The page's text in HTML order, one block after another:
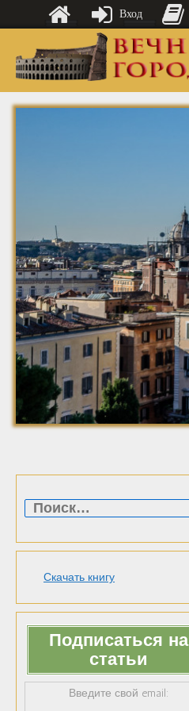
Скачать книгу
Подписаться на
статьи
Введите свой email:
Вход